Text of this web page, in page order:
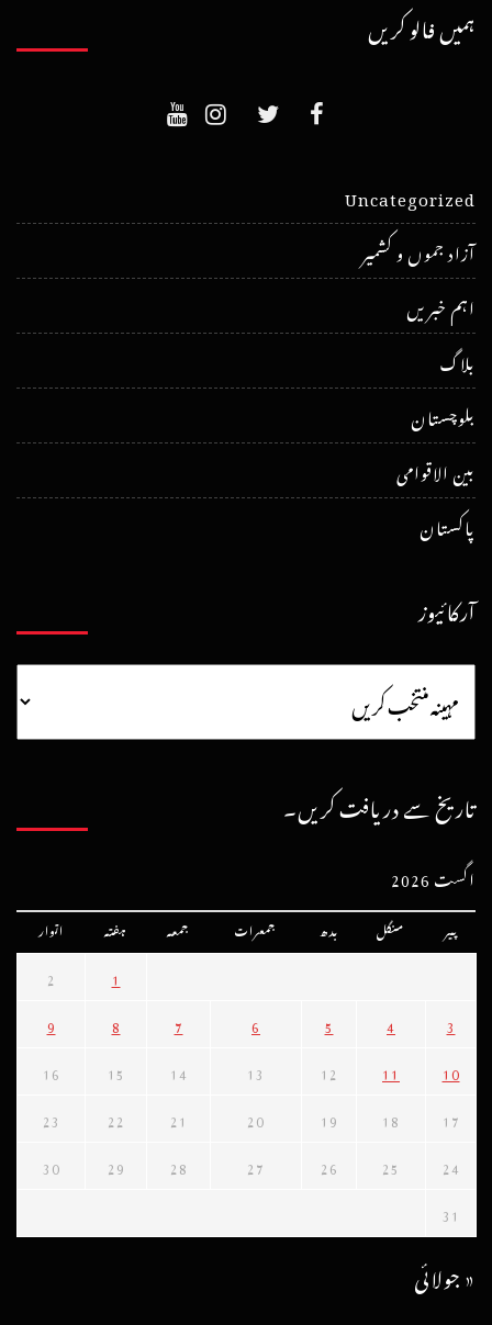
ہمیں فالو کریں
Uncategorized
آزاد جموں و کشمیر
اہم خبریں
بلاگ
بلوچستان
بین الاقوامی
پاکستان
آرکائیوز
تاریخ سے دریافت کریں۔
اگست 2026
پیر منگل بدھ جمعرات جمعہ ہفتہ اتوار
1
2
3
4
5
6
7
8
9
10
11
12
13
14
15
16
17
18
19
20
21
22
23
24
25
26
27
28
29
30
31
« جولائی